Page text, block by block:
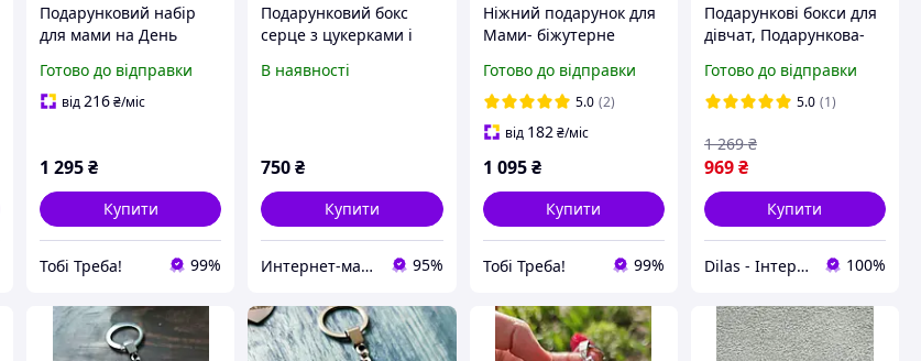
Подарунковий набір
для мами на День
Доньки: кулон, сережки
та листівка.
Готово до відправки
від216₴/міс
1 295₴
Купити
Тобі Треба! 99%
Подарунковий бокс
серце з цукерками і
матусі на будь-яке
В наявності
750₴
Купити
Интернет-магазин "Florian" 95%
Ніжний подарунок для
Мами- біжутерне
карткою повідомлення
у подарунковій коробці
Готово до відправки
5.0 (2)
від 182 ₴/міс
1 095 ₴
Купити
Тобі Треба! 99%
Подарункові бокси для
дівчат, Подарункова-
солодощами для
коханих близьких
Готово до відправки
5.0 (1)
969₴
1 269 ₴
Купити
Dilas - Інтернет-магазин 100%